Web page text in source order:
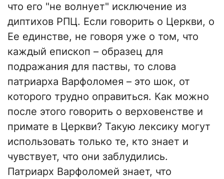
что его "не волнует" исключение из
диптихов РПЦ. Если говорить о Церкви, о
Ее единстве, не говоря уже о том, что
каждый епископ – образец для
подражания для паствы, то слова
патриарха Варфоломея – это шок, от
которого трудно оправиться. Как можно
после этого говорить о верховенстве и
примате в Церкви? Такую лексику могут
использовать только те, кто знает и
чувствует, что они заблудились.
Патриарх Варфоломей знает, что